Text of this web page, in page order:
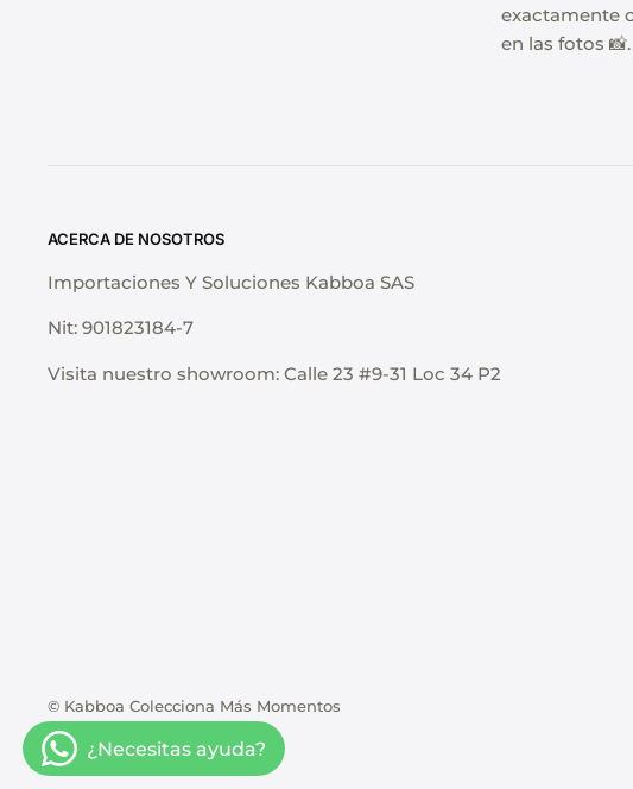
exactamente
en las fotos 📸.
ACERCA DE NOSOTROS
Importaciones Y Soluciones Kabboa SAS
Nit: 901823184-7
Visita nuestro showroom: Calle 23 #9-31 Loc 34 P2
© Kabboa Colecciona Más Momentos